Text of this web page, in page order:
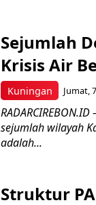
Kuningan
Sejumlah
Krisis Air
Jumat,
sejumlah wilayah
adalah...
Struktur